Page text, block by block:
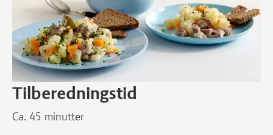
Tilberedningstid
Ca. 45 minutter